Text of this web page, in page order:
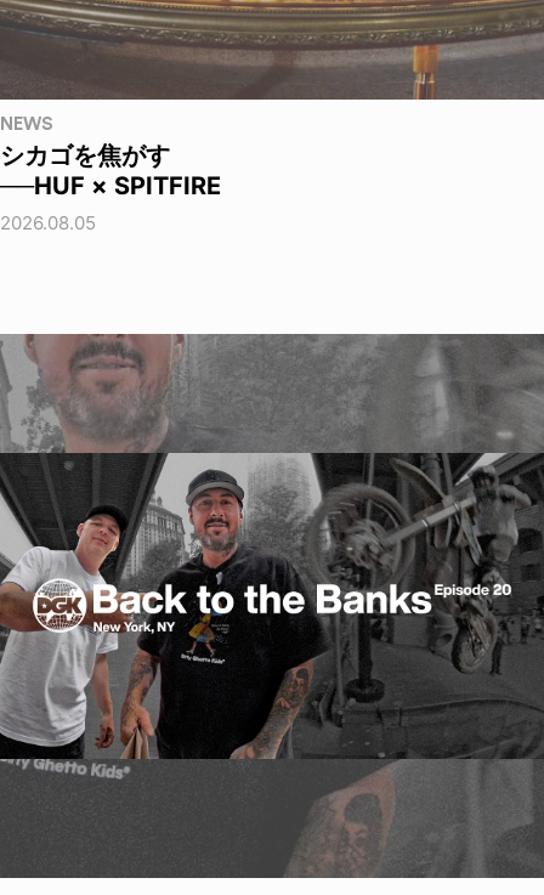
NEWS
シカゴを焦がす
──HUF × SPITFIRE
2026.08.05